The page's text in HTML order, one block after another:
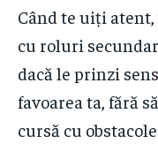
Când te uiți
cu roluri
dacă le prinzi
favoarea ta, fără
cursă cu